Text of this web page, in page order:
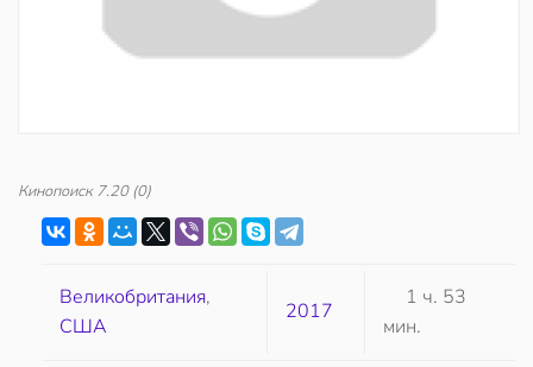
Кинопоиск 7.20(0)
Великобритания,
США
2017
1 ч. 53
мин.